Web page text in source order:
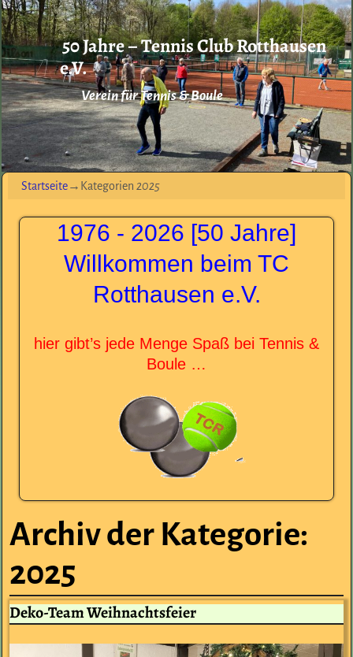
50 Jahre – Tennis Club Rotthausen
e.V.
Verein für Tennis & Boule
Startseite→Kategorien2025
1976 - 2026 [50 Jahre]
Willkommen beim TC
Rotthausen e.V.
hier gibt’s jede Menge Spaß bei Tennis &
Boule …
Archiv der Kategorie:
2025
Deko-Team Weihnachtsfeier